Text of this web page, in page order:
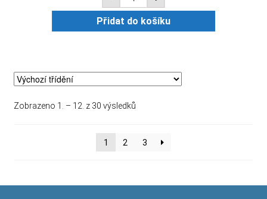
50
TAL
Přidat do košíku
Zobrazeno 1. – 12. z 30 výsledků
1 2 3